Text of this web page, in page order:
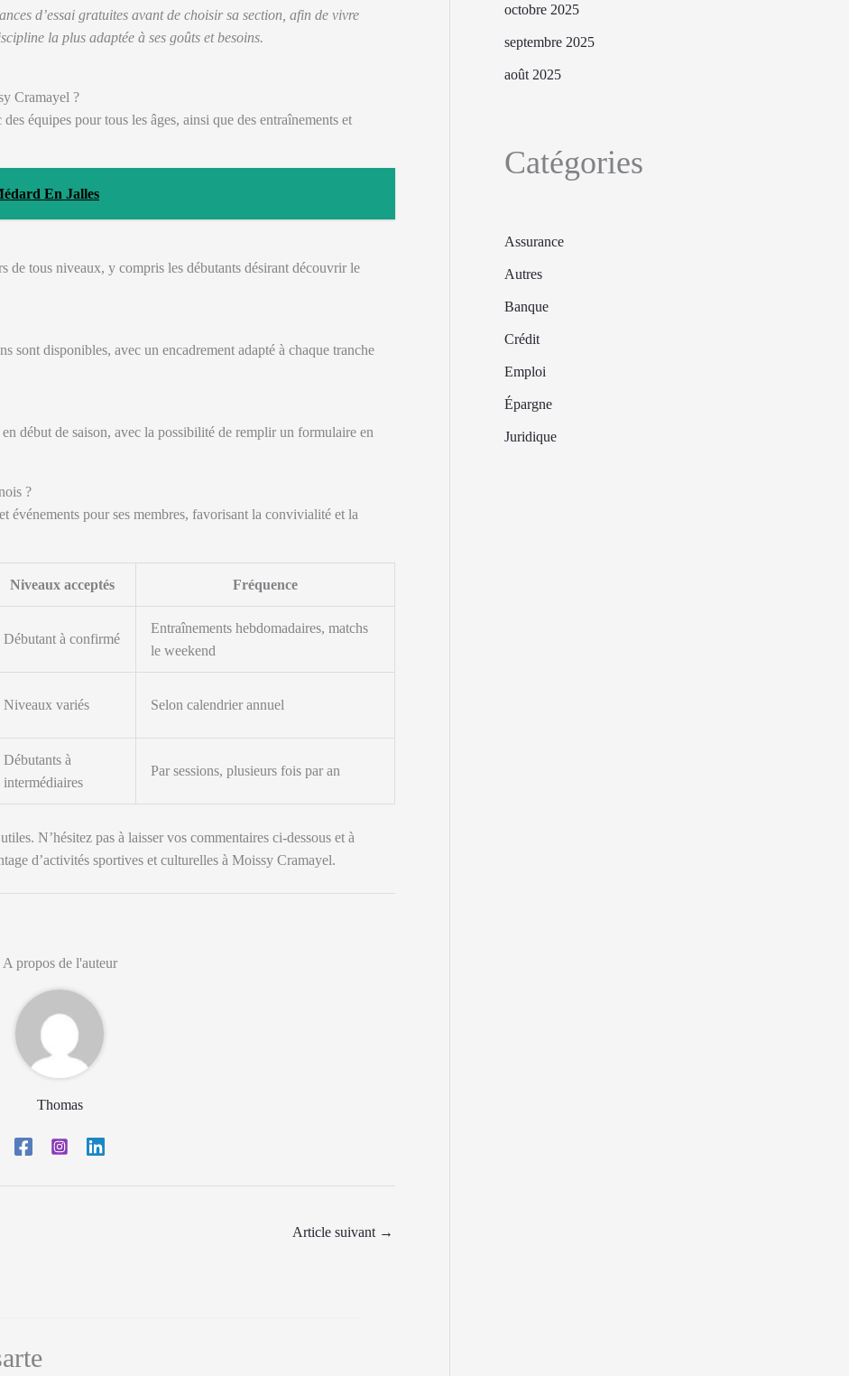
d’essai gratuites avant de choisir sa section, afin de vivre
la plus adaptée à ses goûts et besoins.
Cramayel ?
équipes pour tous les âges, ainsi que des entraînements et
En Jalles
de tous niveaux, y compris les débutants désirant découvrir le
sont disponibles, avec un encadrement adapté à chaque tranche
début de saison, avec la possibilité de remplir un formulaire en
?
événements pour ses membres, favorisant la convivialité et la
Niveaux acceptés Fréquence
Débutant à confirmé
Entraînements hebdomadaires, matchs
le weekend
Niveaux variés Selon calendrier annuel
Débutants à
intermédiaires
Par sessions, plusieurs fois par an
N’hésitez pas à laisser vos commentaires ci-dessous et à
d’activités sportives et culturelles à Moissy Cramayel.
A propos de l'auteur
Thomas
Article suivant →
octobre 2025
septembre 2025
août 2025
Catégories
Assurance
Autres
Banque
Crédit
Emploi
Épargne
Juridique